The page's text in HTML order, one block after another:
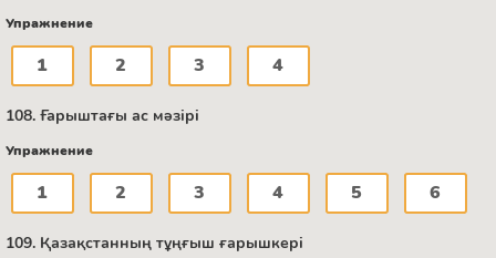
Упражнение
1 2 3 4
108. Ғарыштағы ас мәзірі
Упражнение
1 2 3 4 5 6
109. Қазақстанның тұңғыш ғарышкері